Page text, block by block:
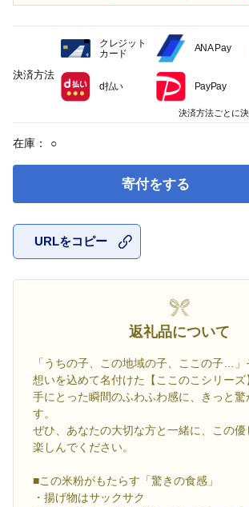
在庫： ○
寄付をする
URLをコピー
返礼品について
「うちの子、この地域の子、ここの子…
想いを込めて名付けた【ここのこシリーズ
手にとった瞬間のふわふわ感に、きっと
す。
ぜひ、あなたの大切な方と一緒に、この優
楽しんでください。
■この米粉がもたらす「驚きの食感」
・揚げ物はサックサク
決済方法
クレジット
カード
ANA Pay
d払い PayPay
決済方法ごとに